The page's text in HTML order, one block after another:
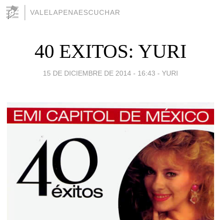
VALELAPENAESCUCHAR
40 EXITOS: YURI
15 DE DICIEMBRE DE 2014 - 16:43 - YURI